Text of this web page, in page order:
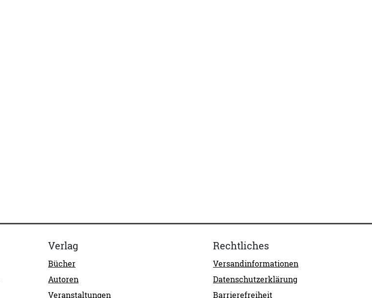
Verlag
Bücher
Autoren
Veranstaltungen
Rechtliches
Versandinformationen
Datenschutzerklärung
Barrierefreiheit